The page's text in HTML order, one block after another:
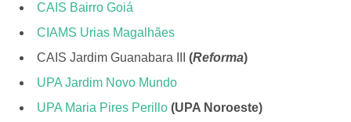
CAIS Bairro Goiá
CIAMS Urias Magalhães
CAIS Jardim Guanabara III (Reforma)
UPA Jardim Novo Mundo
UPA Maria Pires Perillo (UPA Noroeste)